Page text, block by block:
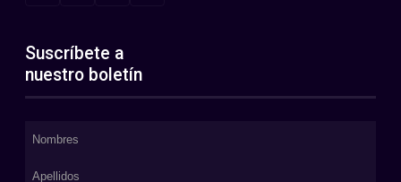
Suscríbete a
nuestro boletín